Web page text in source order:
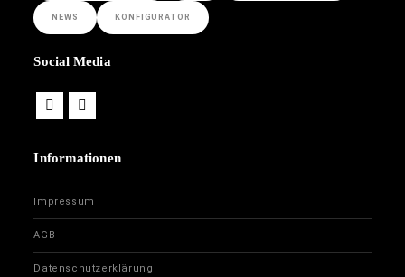
NEWS KONFIGURATOR
Social Media
Informationen
Impressum
AGB
Datenschutzerklärung